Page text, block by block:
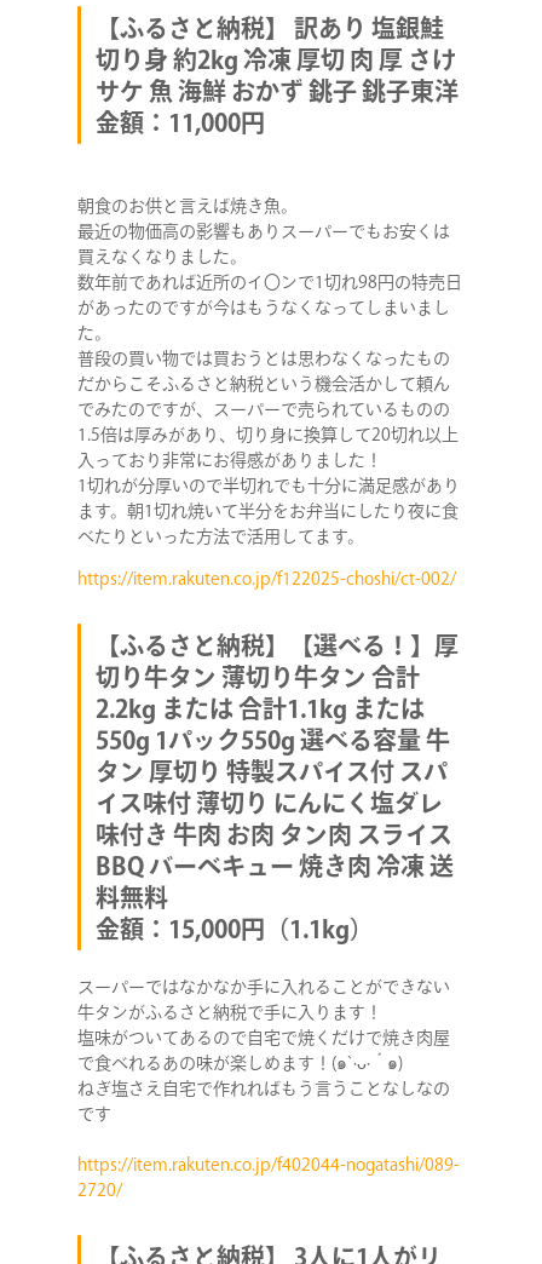
【ふるさと納税】 訳あり 塩銀鮭
切り身 約2kg 冷凍 厚切 肉 厚 さけ
サケ 魚 海鮮 おかず 銚子 銚子東洋
金額：11,000円
朝食のお供と言えば焼き魚。
最近の物価高の影響もありスーパーでもお安くは
買えなくなりました。
数年前であれば近所のイ〇ンで1切れ98円の特売日
があったのですが今はもうなくなってしまいまし
た。
普段の買い物では買おうとは思わなくなったもの
だからこそふるさと納税という機会活かして頼ん
でみたのですが、スーパーで売られているものの
1.5倍は厚みがあり、切り身に換算して20切れ以上
入っており非常にお得感がありました！
1切れが分厚いので半切れでも十分に満足感があり
ます。朝1切れ焼いて半分をお弁当にしたり夜に食
べたりといった方法で活用してます。
https://item.rakuten.co.jp/f122025-choshi/ct-002/
【ふるさと納税】【選べる！】厚
切り牛タン 薄切り牛タン 合計
2.2kg または 合計1.1kg または
550g 1パック550g 選べる容量 牛
タン 厚切り 特製スパイス付 スパ
イス味付 薄切り にんにく塩ダレ
味付き 牛肉 お肉 タン肉 スライス
BBQ バーベキュー 焼き肉 冷凍 送
料無料
金額：15,000円（1.1kg）
スーパーではなかなか手に入れることができない
牛タンがふるさと納税で手に入ります！
塩味がついてあるので自宅で焼くだけで焼き肉屋
で食べれるあの味が楽しめます！(๑`·ᴗ·´๑)
ねぎ塩さえ自宅で作れればもう言うことなしなの
です
https://item.rakuten.co.jp/f402044-nogatashi/089-
2720/
【ふるさと納税】 3人に1人がリ